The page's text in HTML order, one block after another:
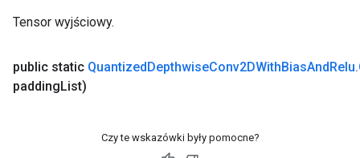
Tensor wyjściowy.
public static QuantizedDepthwiseConv2DWithBiasAndRelu.
paddingList)
Czy te wskazówki były pomocne?